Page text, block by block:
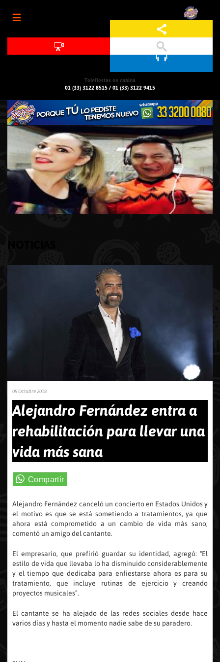
Telefiestas en cabina
01 (33) 3122 8515 /01 (33) 3122 9415
05 Octubre 2018
Alejandro Fernández entra a
rehabilitación para llevar una
vida más sana
Alejandro Fernández canceló un concierto en Estados Unidos y
el motivo es que se está sometiendo a tratamientos, ya que
ahora está comprometido a un cambio de vida más sano,
comentó un amigo del cantante.
El empresario, que prefirió guardar su identidad, agregó: "El
estilo de vida que llevaba lo ha disminuido considerablemente
y el tiempo que dedicaba para enfiestarse ahora es para su
tratamiento, que incluye rutinas de ejercicio y creando
proyectos musicales”.
El cantante se ha alejado de las redes sociales desde hace
varios días y hasta el momento nadie sabe de su paradero.